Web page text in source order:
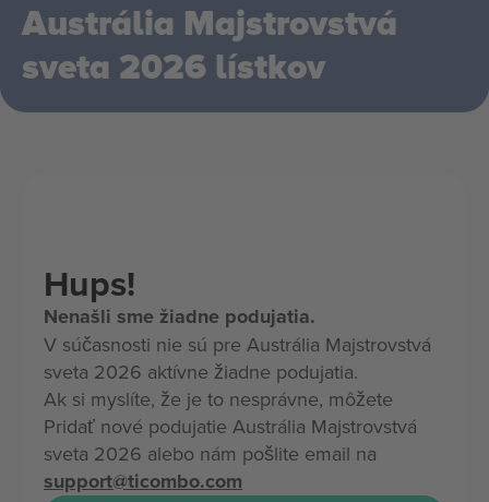
Austrália Majstrovstvá
sveta 2026 lístkov
Hups!
Nenašli sme žiadne podujatia.
V súčasnosti nie sú pre Austrália Majstrovstvá
sveta 2026 aktívne žiadne podujatia.
Ak si myslíte, že je to nesprávne, môžete
Pridať nové podujatie Austrália Majstrovstvá
sveta 2026 alebo nám pošlite email na
support@ticombo.com